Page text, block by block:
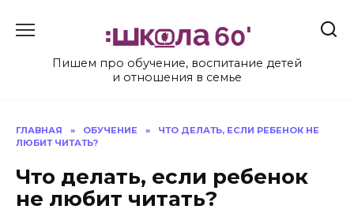
Пишем про обучение, воспитание детей
и отношения в семье
ГЛАВНАЯ » ОБУЧЕНИЕ »
ЧТО ДЕЛАТЬ, ЕСЛИ РЕБЕНОК НЕ
ЛЮБИТ ЧИТАТЬ?
Что делать, если ребенок
не любит читать?